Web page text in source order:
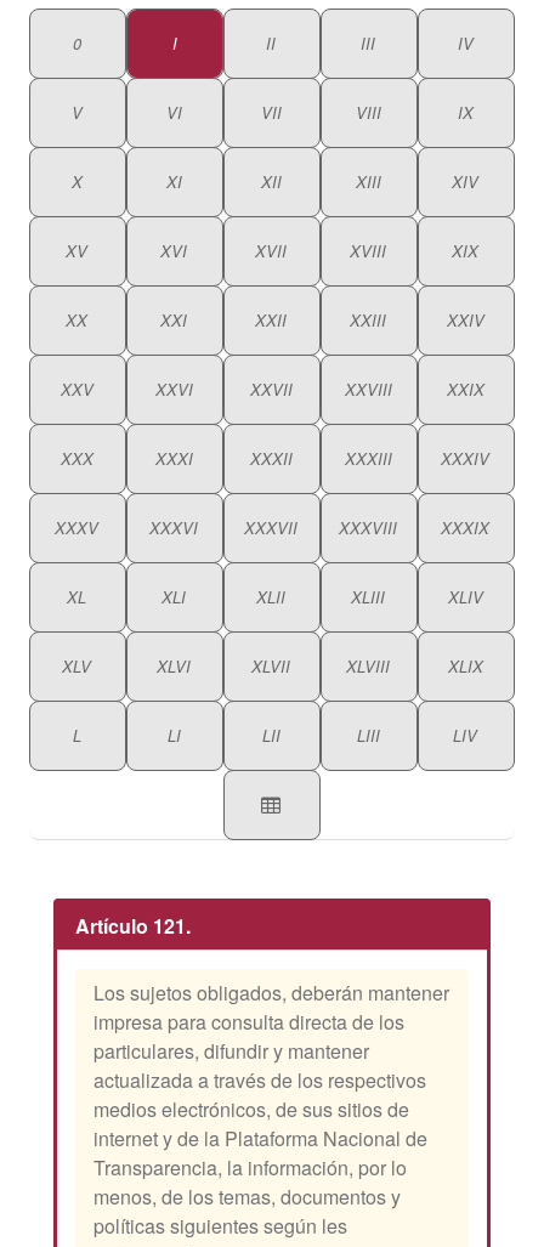
0 I II III IV
V VI VII VIII IX
X XI XII XIII XIV
XV XVI XVII XVIII XIX
XX XXI XXII XXIII XXIV
XXV XXVI XXVII XXVIII XXIX
XXX XXXI XXXII XXXIII XXXIV
XXXV XXXVI XXXVII XXXVIII XXXIX
XL XLI XLII XLIII XLIV
XLV XLVI XLVII XLVIII XLIX
L LI LII LIII LIV
Artículo 121.
Los sujetos obligados, deberán mantener
impresa para consulta directa de los
particulares, difundir y mantener
actualizada a través de los respectivos
medios electrónicos, de sus sitios de
internet y de la Plataforma Nacional de
Transparencia, la información, por lo
menos, de los temas, documentos y
políticas siguientes según les